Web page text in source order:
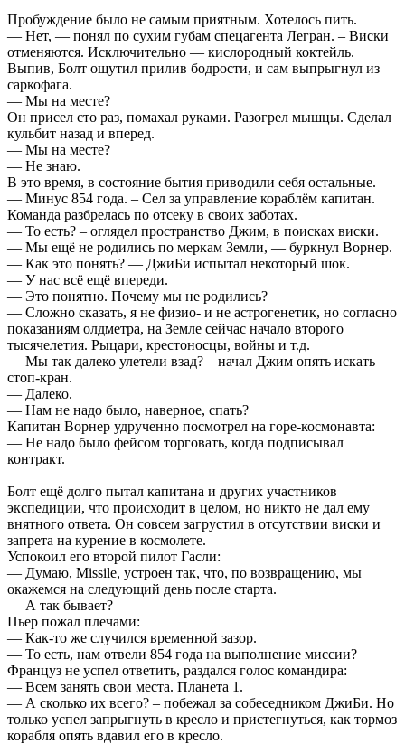
Пробуждение было не самым приятным. Хотелось пить.
— Нет, — понял по сухим губам спецагента Легран. – Виски
отменяются. Исключительно — кислородный коктейль.
Выпив, Болт ощутил прилив бодрости, и сам выпрыгнул из
саркофага.
— Мы на месте?
Он присел сто раз, помахал руками. Разогрел мышцы. Сделал
кульбит назад и вперед.
— Мы на месте?
— Не знаю.
В это время, в состояние бытия приводили себя остальные.
— Минус 854 года. – Сел за управление кораблём капитан.
Команда разбрелась по отсеку в своих заботах.
— То есть? – оглядел пространство Джим, в поисках виски.
— Мы ещё не родились по меркам Земли, — буркнул Ворнер.
— Как это понять? — ДжиБи испытал некоторый шок.
— У нас всё ещё впереди.
— Это понятно. Почему мы не родились?
— Сложно сказать, я не физио- и не астрогенетик, но согласно
показаниям олдметра, на Земле сейчас начало второго
тысячелетия. Рыцари, крестоносцы, войны и т.д.
— Мы так далеко улетели взад? – начал Джим опять искать
стоп-кран.
— Далеко.
— Нам не надо было, наверное, спать?
Капитан Ворнер удрученно посмотрел на горе-космонавта:
— Не надо было фейсом торговать, когда подписывал
контракт.
Болт ещё долго пытал капитана и других участников
экспедиции, что происходит в целом, но никто не дал ему
внятного ответа. Он совсем загрустил в отсутствии виски и
запрета на курение в космолете.
Успокоил его второй пилот Гасли:
— Думаю, Missile, устроен так, что, по возвращению, мы
окажемся на следующий день после старта.
— А так бывает?
Пьер пожал плечами:
— Как-то же случился временной зазор.
— То есть, нам отвели 854 года на выполнение миссии?
Француз не успел ответить, раздался голос командира:
— Всем занять свои места. Планета 1.
— А сколько их всего? – побежал за собеседником ДжиБи. Но
только успел запрыгнуть в кресло и пристегнуться, как тормоз
корабля опять вдавил его в кресло.